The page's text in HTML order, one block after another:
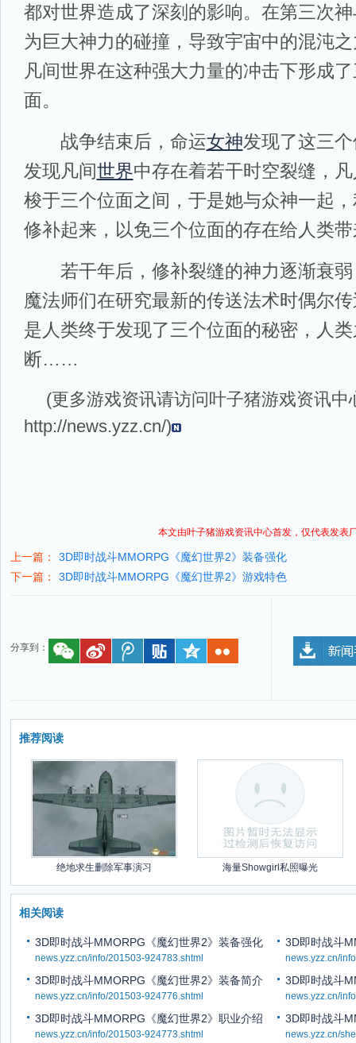
都对世界造成了深刻的影响。在第三次
为巨大神力的碰撞，导致宇宙中的混沌
凡间世界在这种强大力量的冲击下形成
面。
战争结束后，命运女神发现了这三
发现凡间世界中存在着若干时空裂缝，
梭于三个位面之间，于是她与众神一起
修补起来，以免三个位面的存在给人类
若干年后，修补裂缝的神力逐渐衰弱
魔法师们在研究最新的传送法术时偶尔
是人类终于发现了三个位面的秘密，人
断……
(更多游戏资讯请访问叶子猪游戏资讯中
http://news.yzz.cn/)
本文由叶子猪游戏资讯中心首发，仅代表发表
上一篇：
3D即时战斗MMORPG《魔幻世界2》装备强化
下一篇：
3D即时战斗MMORPG《魔幻世界2》游戏特色
分享到：
推荐阅读
绝地求生删除军事演习 海量Showgirl私照曝光
相关阅读
3D即时战斗MMORPG《魔幻世界2》装备强化
news.yzz.cn/info/201503-924783.shtml
3D即时战斗
news.yzz.cn/
3D即时战斗MMORPG《魔幻世界2》装备简介
news.yzz.cn/info/201503-924776.shtml
3D即时战斗
news.yzz.cn/
3D即时战斗MMORPG《魔幻世界2》职业介绍
news.yzz.cn/info/201503-924773.shtml
3D即时战斗
news.yzz.cn/